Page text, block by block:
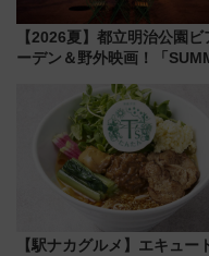
【2026夏】都立明治公園ビ
ーデン＆野外映画！「
ケジュール 夜風とビール、
を満喫！
【駅ナカグルメ】エキュー